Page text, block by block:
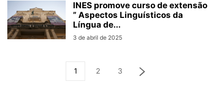
INES promove curso de extensão
” Aspectos Linguísticos da
Língua de...
3 de abril de 2025
1 2 3